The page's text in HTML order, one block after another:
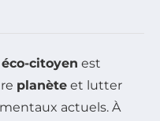
citoyen est
planète et lutter
actuels. À